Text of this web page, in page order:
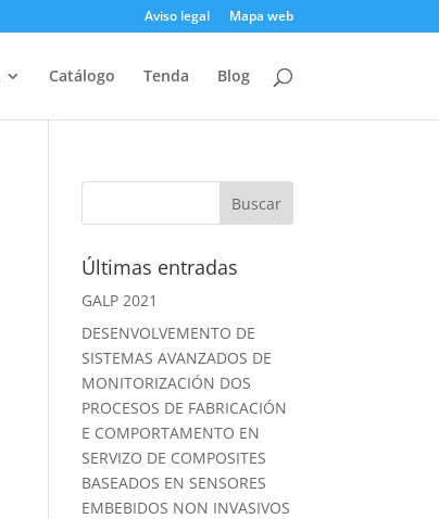
Aviso legal Mapa web
Catálogo Tenda Blog
Últimas entradas
GALP 2021
DESENVOLVEMENTO DE
SISTEMAS AVANZADOS DE
MONITORIZACIÓN DOS
PROCESOS DE FABRICACIÓN
E COMPORTAMENTO EN
SERVIZO DE COMPOSITES
BASEADOS EN SENSORES
EMBEBIDOS NON INVASIVOS